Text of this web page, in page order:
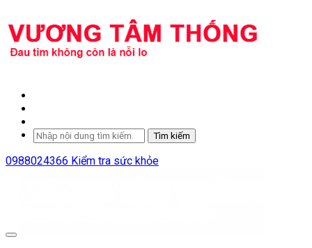
Tìm kiếm
0988024366 Kiểm tra sức khỏe